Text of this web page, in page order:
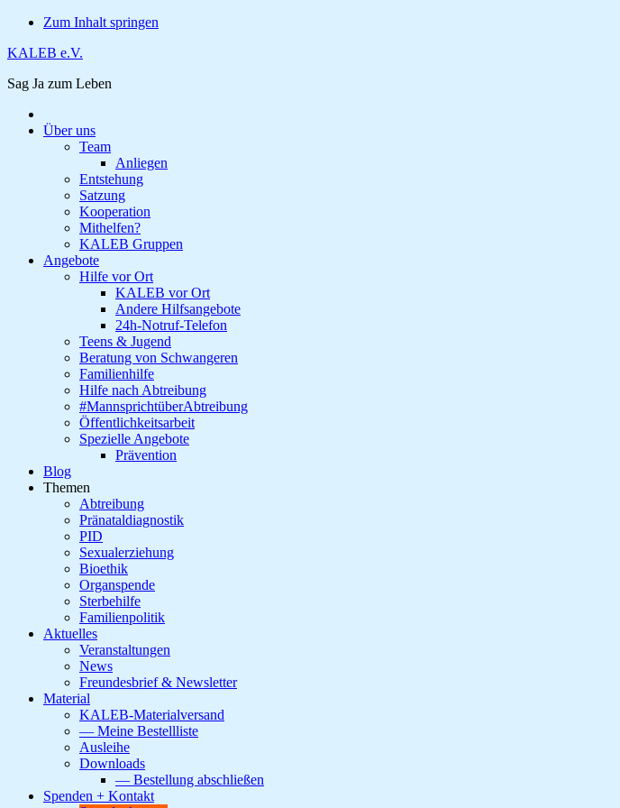
Zum Inhalt springen
KALEB e.V.
Sag Ja zum Leben
Über uns
Team
Anliegen
Entstehung
Satzung
Kooperation
Mithelfen?
KALEB Gruppen
Angebote
Hilfe vor Ort
KALEB vor Ort
Andere Hilfsangebote
24h-Notruf-Telefon
Teens & Jugend
Beratung von Schwangeren
Familienhilfe
Hilfe nach Abtreibung
#MannsprichtüberAbtreibung
Öffentlichkeitsarbeit
Spezielle Angebote
Prävention
Blog
Themen
Abtreibung
Pränataldiagnostik
PID
Sexualerziehung
Bioethik
Organspende
Sterbehilfe
Familienpolitik
Aktuelles
Veranstaltungen
News
Freundesbrief & Newsletter
Material
KALEB-Materialversand
— Meine Bestellliste
Ausleihe
Downloads
— Bestellung abschließen
Spenden + Kontakt